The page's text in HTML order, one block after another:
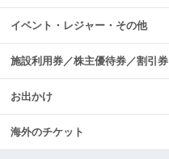
イベント・レジャー・その他
施設利用券／株主優待券／割引券
お出かけ
海外のチケット